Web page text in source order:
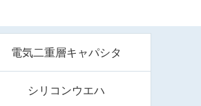
電気二重層キャパシタ
シリコンウエハ